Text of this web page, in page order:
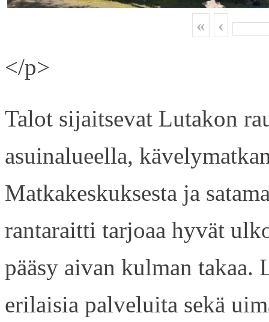
« ‹
</p>
Talot sijaitsevat Lutakon
asuinalueella,
Matkakeskuksesta ja
rantaraitti tarjoaa hyvät
pääsy aivan kulman
erilaisia palveluita sekä